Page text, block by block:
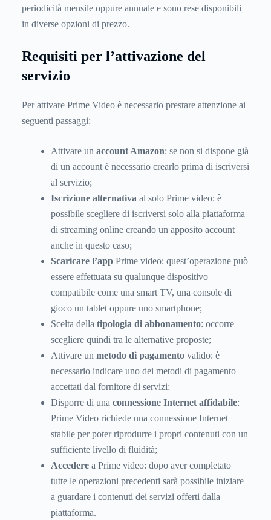
periodicità mensile oppure annuale e sono rese disponibili
in diverse opzioni di prezzo.
Requisiti per l’attivazione del
servizio
Per attivare Prime Video è necessario prestare attenzione ai
seguenti passaggi:
Attivare un account Amazon: se non si dispone già
di un account è necessario crearlo prima di iscriversi
al servizio;
Iscrizione alternativa al solo Prime video: è
possibile scegliere di iscriversi solo alla piattaforma
di streaming online creando un apposito account
anche in questo caso;
Scaricare l’app Prime video: quest’operazione può
essere effettuata su qualunque dispositivo
compatibile come una smart TV, una console di
gioco un tablet oppure uno smartphone;
Scelta della tipologia di abbonamento: occorre
scegliere quindi tra le alternative proposte;
Attivare un metodo di pagamento valido: è
necessario indicare uno dei metodi di pagamento
accettati dal fornitore di servizi;
Disporre di una connessione Internet affidabile:
Prime Video richiede una connessione Internet
stabile per poter riprodurre i propri contenuti con un
sufficiente livello di fluidità;
Accedere a Prime video: dopo aver completato
tutte le operazioni precedenti sarà possibile iniziare
a guardare i contenuti dei servizi offerti dalla
piattaforma.